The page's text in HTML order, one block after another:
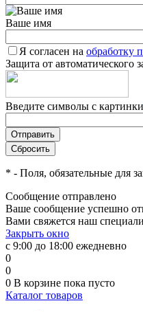
Ваше имя
Я согласен на обработку
Защита от автоматического
Введите символы с картинки
* - Поля, обязательные для
Сообщение отправлено
Ваше сообщение успешно
Вами свяжется наш
Закрыть окно
с 9:00 до 18:00 ежедневно
0
0
0 В корзине пока пусто
Каталог товаров